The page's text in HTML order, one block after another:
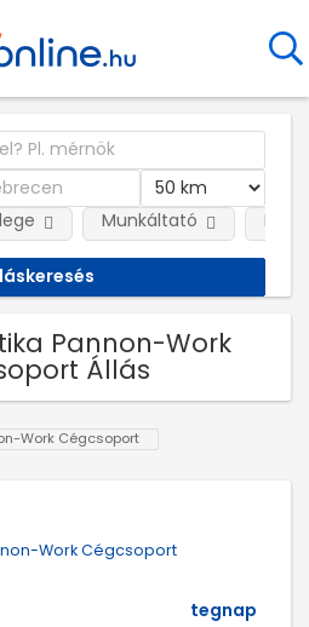
Munkáltató
Pannon-Work
Állás
Work Cégcsoport
Work Cégcsoport
tegnap